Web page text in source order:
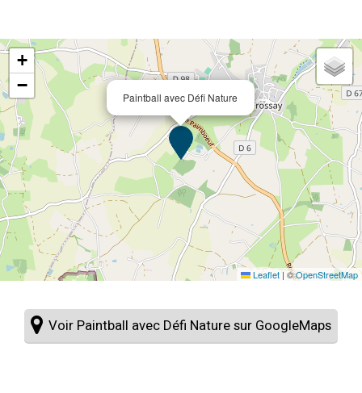
Paintball avec Défi Nature
+
−
Leaflet |©OpenStreetMap
Voir Paintball avec Défi Nature sur GoogleMaps